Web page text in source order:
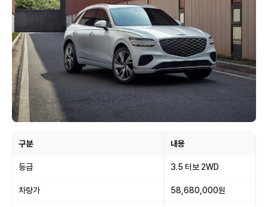
구분 내용
등급 3.5 터보 2WD
차량가 58,680,000원